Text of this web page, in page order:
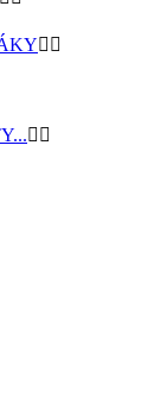
 
 